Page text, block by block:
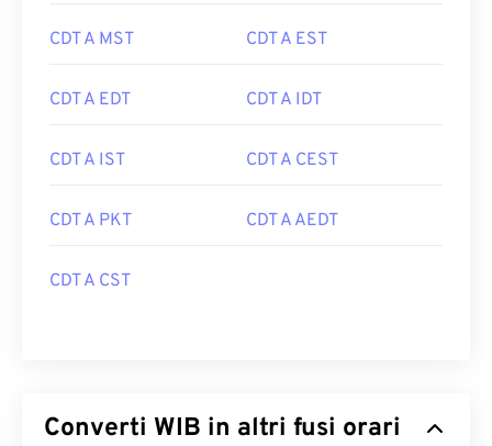
CDT A MST CDT A EST
CDT A EDT CDT A IDT
CDT A IST CDT A CEST
CDT A PKT CDT A AEDT
CDT A CST
Converti WIB in altri fusi orari